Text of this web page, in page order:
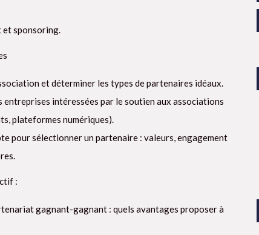
et sponsoring.
et déterminer les types de partenaires idéaux.
entreprises intéressées par le soutien aux associations
plateformes numériques).
pour sélectionner un partenaire : valeurs, engagement
:
gagnant-gagnant : quels avantages proposer à